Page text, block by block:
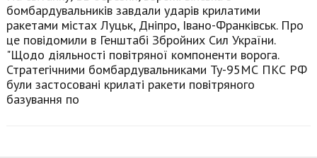
бомбардувальників завдали ударів крилатими
ракетами містах Луцьк, Дніпро, Івано-Франківськ. Про
це повідомили в Генштабі Збройних Сил України.
"Щодо діяльності повітряної компоненти ворога.
Стратегічними бомбардувальниками Ту-95МС ПКС РФ
були застосовані крилаті ракети повітряного
базування по